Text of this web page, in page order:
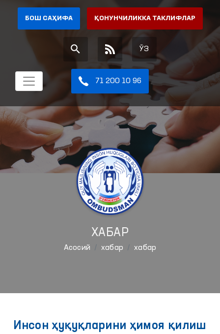
БОШ САҲИФА ҚОНУНЧИЛИККА ТАКЛИФЛАР
ЎЗ
71 200 10 96
ХАБАР
Aсосий хабар хабар
Инсон ҳуқуқларини ҳимоя қилиш